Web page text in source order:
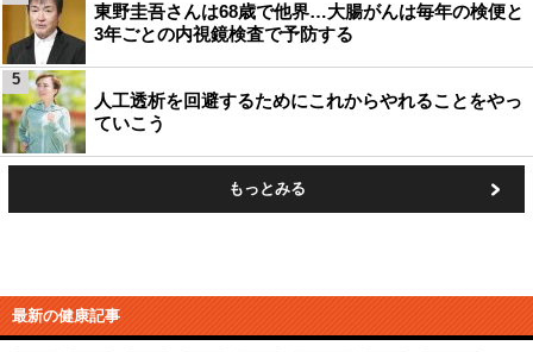
東野圭吾さんは68歳で他界…大腸がんは毎年の検便と
3年ごとの内視鏡検査で予防する
人工透析を回避するためにこれからやれることをやっ
ていこう
5
もっとみる
最新の健康記事